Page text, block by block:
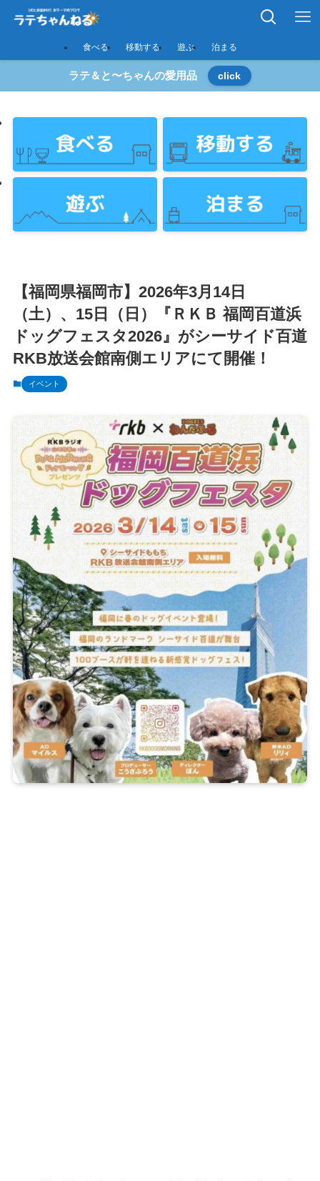
食べる 移動する 遊ぶ 泊まる
ラテ＆と〜ちゃんの愛用品 click
【福岡県福岡市】2026年3月14日
（土）、15日（日）『ＲＫＢ 福岡百道浜
ドッグフェスタ2026』がシーサイド百道
RKB放送会館南側エリアにて開催！
イベント